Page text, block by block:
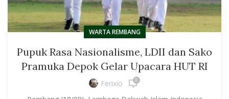
WARTA REMBANG
Pupuk Rasa Nasionalisme, LDII dan Sako
Pramuka Depok Gelar Upacara HUT RI
Ferixio 0